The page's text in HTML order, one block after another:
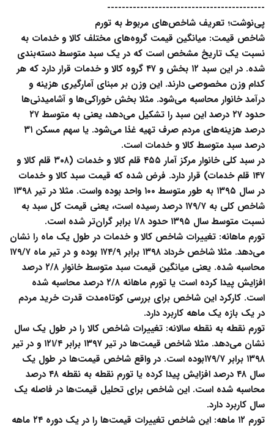
-------------------------------------------
پی‌نوشت؛ تعریف شاخص‌های مربوط به تورم
شاخص قیمت: میانگین قیمت گروه‌های مختلف کالا و خدمات به
نسبت یک تاریخ مشخص است که در یک سبد متوسط دسته‌بندی
شده. در این سبد ۱۲ بخش و ۴۷ گروه کالا و خدمات قرار دارد که هر
کدام وزن مخصوصی دارند. این وزن بر مبنای آمارگیری هزینه و
درآمد خانوار محاسبه می‌شود. مثلا بخش خوراکی‌ها و آشامیدنی‌ها
حدود ۲۷ درصد این سبد را تشکیل می‌دهد، یعنی به متوسط ۲۷
درصد هزینه‌های مردم صرف تهیه غذا می‌شود. یا سهم مسکن ۳۱
درصد سبد متوسط کالا و خدمات است.
در سبد کلی خانوار مرکز آمار ۴۵۵ قلم کالا و خدمات (۳۰۸ قلم کالا و
۱۴۷ قلم خدمات) قرار دارد. فرض شده که قیمت سبد کالا و خدمات
در سال ۱۳۹۵ به طور متوسط ۱۰۰ واحد بوده واست. مثلا در تیر ۱۳۹۸
شاخص کلی به ۱۷۹/۷ درصد رسیده است، یعنی قیمت کل سبد به
نسبت متوسط سال ۱۳۹۵ حدود ۱/۸ برابر گران‌تر شده است.
تورم ماهانه: تغییرات شاخص کالا و خدمات در طول یک ماه را نشان
می‌دهد. مثلا شاخص خرداد ۱۳۹۸ برابر ۱۷۴/۹ بوده و در تیر ماه ۱۷۹/۷
محاسبه شده. یعنی میانگین قیمت سبد متوسط خانوار ۲/۸ درصد
افزایش پیدا کرده است یا تورم ماهانه ۲/۸ درصد محاسبه شده
است. کارکرد این شاخص برای بررسی کوتاه‌مدت قدرت خرید مردم
در یک بازه یک ماهه کاربرد دارد.
تورم نقطه به نقطه سالانه: تغییرات شاخص کالا را در طول یک سال
نشان می‌دهد. مثلا شاخص قیمت‌ها در تیر ۱۳۹۷ برابر ۱۲۱/۴ و در تیر
۱۳۹۸ برابر ۱۷۹/۷بوده است. در واقع شاخص قیمت‌ها در طول یک
سال ۴۸ درصد افزایش پیدا کرده یا تورم نقطه به نقطه ۴۸ درصد
محاسبه شده است. این شاخص برای تحلیل قیمت‌ها در فاصله یک
سال کاربرد دارد.
تورم ۱۲ ماهه:
این شاخص تغییرات قیمت‌ها را در یک دوره ۲۴ ماهه